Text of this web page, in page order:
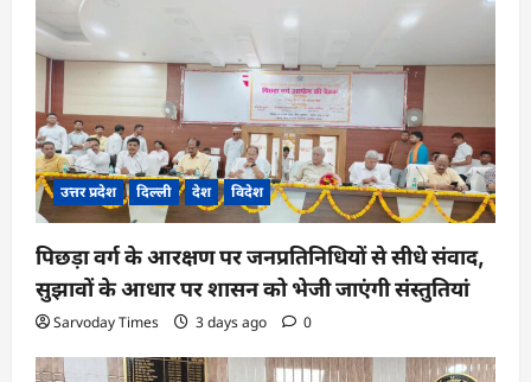
उत्तर प्रदेश दिल्ली देश विदेश
पिछड़ा वर्ग के आरक्षण पर जनप्रतिनिधियों से सीधे संवाद,
सुझावों के आधार पर शासन को भेजी जाएंगी संस्तुतियां
Sarvoday Times 3 days ago 0